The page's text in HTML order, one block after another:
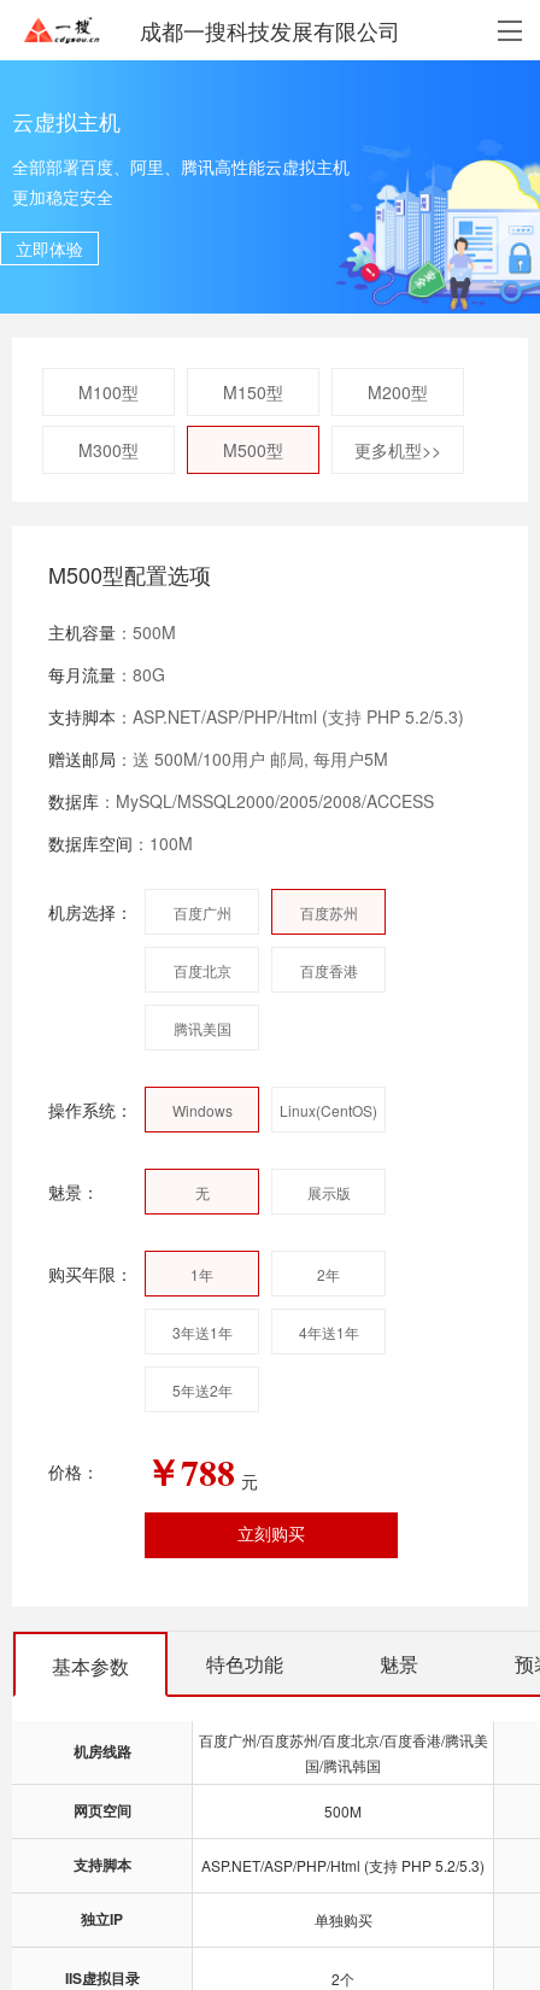
成都一搜科技发展有限公司
云虚拟主机
全部部署百度、阿里、腾讯高性能云虚拟主机
更加稳定安全
立即体验
M100型 M150型 M200型
M300型 M500型 更多机型>>
M500型配置选项
主机容量 ：500M
每月流量 ：80G
支持脚本 ：ASP.NET/ASP/PHP/Html (支持 PHP 5.2/5.3)
赠送邮局 ：送 500M/100用户 邮局, 每用户5M
数据库 ：MySQL/MSSQL2000/2005/2008/ACCESS
数据库空间 ：100M
机房选择： 百度广州 百度苏州
百度北京 百度香港
腾讯美国
操作系统： Windows Linux(CentOS)
魅景： 无 展示版
购买年限： 1年 2年
3年送1年 4年送1年
5年送2年
价格： ￥788 元
基本参数 特色功能 魅景 预
机房线路
百度广州/百度苏州/百度北京/百度香港/腾讯美
国/腾讯韩国
网页空间 500M
支持脚本 ASP.NET/ASP/PHP/Html (支持 PHP 5.2/5.3)
独立IP 单独购买
IIS虚拟目录 2个